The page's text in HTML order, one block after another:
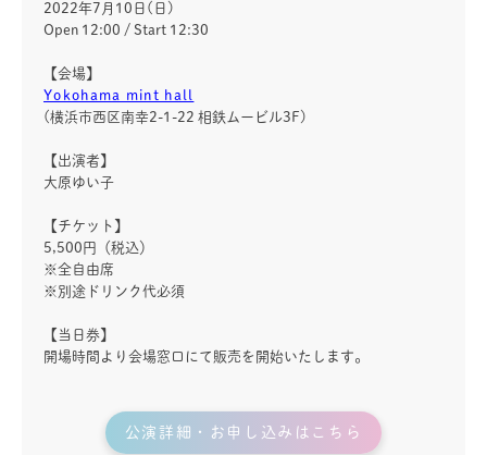
2022年7月10日(日)
Open 12:00 / Start 12:30
【会場】
Yokohama mint hall
(横浜市西区南幸2-1-22 相鉄ムービル3F)
【出演者】
大原ゆい子
【チケット】
5,500円（税込）
※全自由席
※別途ドリンク代必須
【当日券】
開場時間より会場窓口にて販売を開始いたします。
公演詳細・お申し込みはこちら